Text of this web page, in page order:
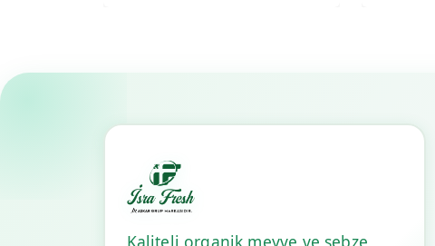
Kaliteli organik meyve ve sebze